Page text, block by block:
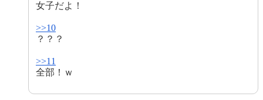
女子だよ！
>>10
？？？
>>11
全部！ｗ